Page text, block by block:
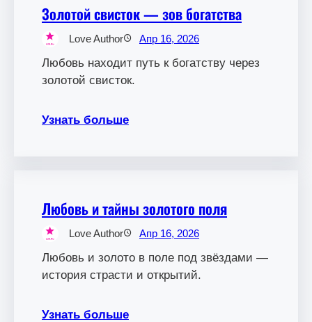
Золотой свисток — зов богатства
Love Author Апр 16, 2026
Любовь находит путь к богатству через
золотой свисток.
Узнать больше
Любовь и тайны золотого поля
Love Author Апр 16, 2026
Любовь и золото в поле под звёздами —
история страсти и открытий.
Узнать больше